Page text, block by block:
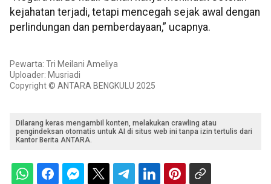
kejahatan terjadi, tetapi mencegah sejak awal dengan
perlindungan dan pemberdayaan,” ucapnya.
Pewarta: Tri Meilani Ameliya
Uploader: Musriadi
Copyright © ANTARA BENGKULU 2025
Dilarang keras mengambil konten, melakukan crawling atau
pengindeksan otomatis untuk AI di situs web ini tanpa izin tertulis dari
Kantor Berita ANTARA.